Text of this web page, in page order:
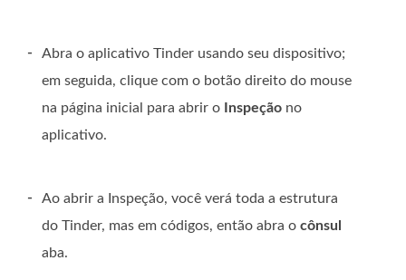
-
Abra o aplicativo Tinder usando seu dispositivo;
em seguida, clique com o botão direito do mouse
na página inicial para abrir o
Inspeção no
aplicativo.
-
Ao abrir a Inspeção, você verá toda a estrutura
do Tinder, mas em códigos, então abra o cônsul
aba.